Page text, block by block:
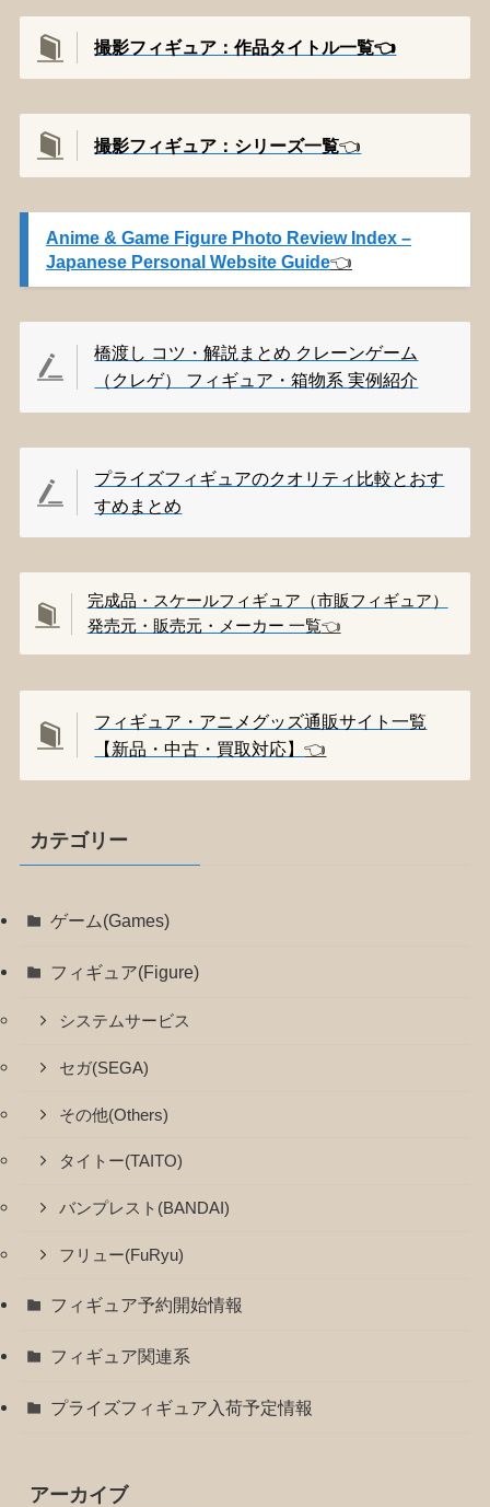
撮影フィギュア：作品タイトル一覧👈️
撮影フィギュア：シリーズ一覧👈️
Anime & Game Figure Photo Review Index –
Japanese Personal Website Guide👈️
橋渡し コツ・解説まとめ クレーンゲーム
（クレゲ） フィギュア・箱物系 実例紹介
プライズフィギュアのクオリティ比較とおす
すめまとめ
完成品・スケールフィギュア（市販フィギュア）
発売元・販売元・メーカー 一覧👈️
フィギュア・アニメグッズ通販サイト一覧
【新品・中古・買取対応】👈️
カテゴリー
ゲーム(Games)
フィギュア(Figure)
システムサービス
セガ(SEGA)
その他(Others)
タイトー(TAITO)
バンプレスト(BANDAI)
フリュー(FuRyu)
フィギュア予約開始情報
フィギュア関連系
プライズフィギュア入荷予定情報
アーカイブ